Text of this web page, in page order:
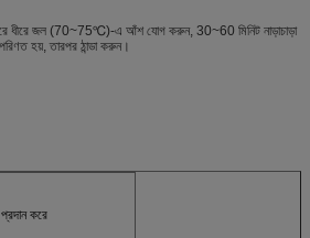
ধীরে জল (70~75℃)-এ আঁশ যোগ করুন, 30~60 মিনিট নাড়াচাড়া
হয়, তারপর ঠান্ডা করুন।
করে